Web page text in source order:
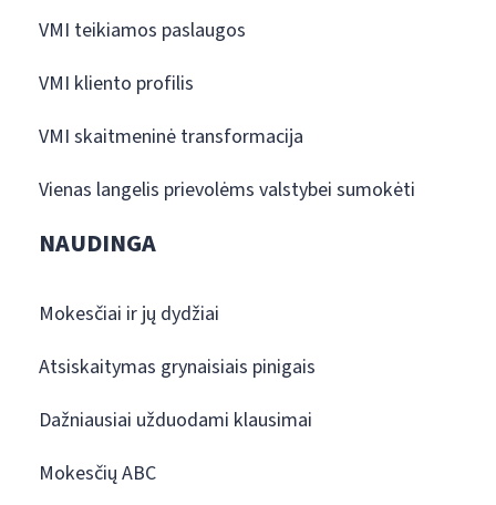
VMI teikiamos paslaugos
VMI kliento profilis
VMI skaitmeninė transformacija
Vienas langelis prievolėms valstybei sumokėti
NAUDINGA
Mokesčiai ir jų dydžiai
Atsiskaitymas grynaisiais pinigais
Dažniausiai užduodami klausimai
Mokesčių ABC